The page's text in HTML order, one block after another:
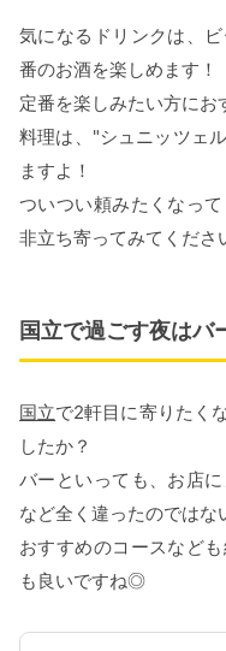
気になるドリンクは、
番のお酒を楽しめます！
定番を楽しみたい方に
料理は、"シュニッツェ
ますよ！
ついつい頼みたくなっ
非立ち寄ってみてくださ
国立で過ごす夜はバ
国立で2軒目に寄りたく
したか？
バーといっても、お店
など全く違ったのではな
おすすめのコースなど
も良いですね◎